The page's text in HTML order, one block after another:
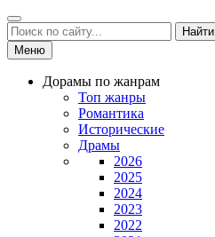
Найти
Меню
Дорамы по жанрам
Топ жанры
Романтика
Исторические
Драмы
2026
2025
2024
2023
2022